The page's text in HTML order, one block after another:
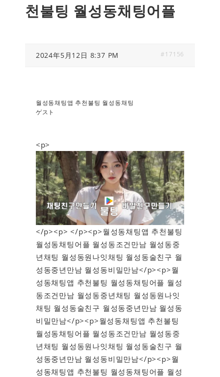
천불팅 월성동채팅어플
2024年5月12日 8:37 PM #17156
월성동채팅앱 추천불팅 월성동채팅
ゲスト
<p>
</p><p> </p><p>월성동채팅앱 추천불팅
월성동채팅어플 월성동조건만남 월성동중
년채팅 월성동원나잇채팅 월성동술친구 월
성동중년만남 월성동비밀만남</p><p>월
성동채팅앱 추천불팅 월성동채팅어플 월성
동조건만남 월성동중년채팅 월성동원나잇
채팅 월성동술친구 월성동중년만남 월성동
비밀만남</p><p>월성동채팅앱 추천불팅
월성동채팅어플 월성동조건만남 월성동중
년채팅 월성동원나잇채팅 월성동술친구 월
성동중년만남 월성동비밀만남</p><p>월
성동채팅앱 추천불팅 월성동채팅어플 월성